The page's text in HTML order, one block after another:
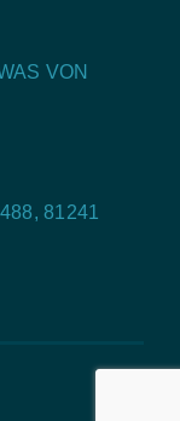
VON
81241